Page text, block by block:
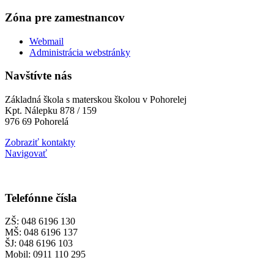
Zóna pre zamestnancov
Webmail
Administrácia webstránky
Navštívte nás
Základná škola s materskou školou v Pohorelej
Kpt. Nálepku 878 / 159
976 69 Pohorelá
Zobraziť kontakty
Navigovať
Telefónne čísla
ZŠ: 048 6196 130
MŠ: 048 6196 137
ŠJ: 048 6196 103
Mobil: 0911 110 295